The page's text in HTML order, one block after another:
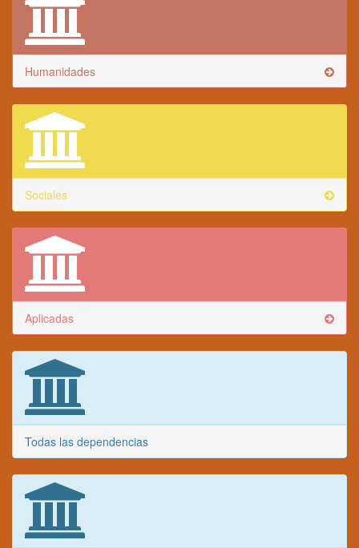
Humanidades
Sociales
Aplicadas
Todas las dependencias